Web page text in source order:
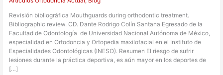
Revisión bibliográfica Mouthguards during orthodontic treatment.
Bibliographic review. CD. Dante Rodrigo Colín Santana Egresado de la
Facultad de Odontología de Universidad Nacional Autónoma de México,
especialidad en Ortodoncia y Ortopedia maxilofacial en el Instituto de
Especialidades Odontológicas (INESO). Resumen El riesgo de sufrir
lesiones durante la práctica deportiva, es aún mayor en los deportes de
[…]